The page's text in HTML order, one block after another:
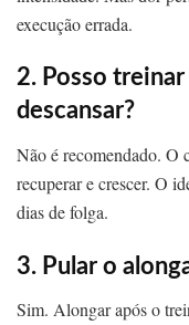
execução errada.
2. Posso
descansar?
Não é recomendado. O
recuperar e crescer. O
dias de folga.
3. Pular o
Sim. Alongar após o